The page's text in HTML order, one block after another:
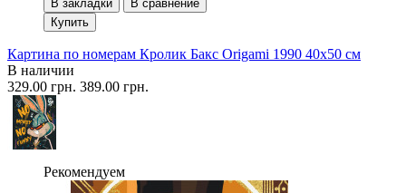
В закладки
В сравнение
Купить
Картина по номерам Кролик Бакс Origami 1990 40x50 см
В наличии
329.00 грн. 389.00 грн.
Рекомендуем